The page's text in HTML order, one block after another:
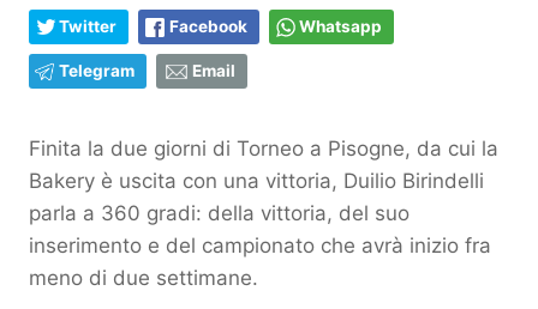
Twitter Facebook Whatsapp
Telegram Email
Finita la due giorni di Torneo a Pisogne, da cui la
Bakery è uscita con una vittoria, Duilio Birindelli
parla a 360 gradi: della vittoria, del suo
inserimento e del campionato che avrà inizio fra
meno di due settimane.